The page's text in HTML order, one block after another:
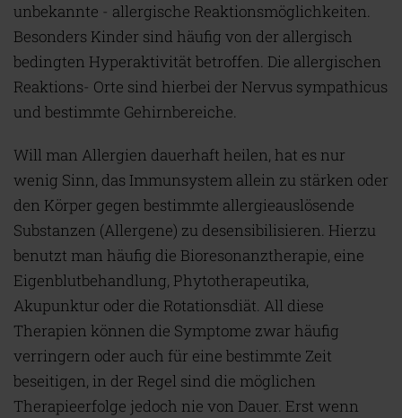
unbekannte - allergische Reaktionsmöglichkeiten.
Besonders Kinder sind häufig von der allergisch
bedingten Hyperaktivität betroffen. Die allergischen
Reaktions- Orte sind hierbei der Nervus sympathicus
und bestimmte Gehirnbereiche.
Will man Allergien dauerhaft heilen, hat es nur
wenig Sinn, das Immunsystem allein zu stärken oder
den Körper gegen bestimmte allergieauslösende
Substanzen (Allergene) zu desensibilisieren. Hierzu
benutzt man häufig die Bioresonanztherapie, eine
Eigenblutbehandlung, Phytotherapeutika,
Akupunktur oder die Rotationsdiät. All diese
Therapien können die Symptome zwar häufig
verringern oder auch für eine bestimmte Zeit
beseitigen, in der Regel sind die möglichen
Therapieerfolge jedoch nie von Dauer. Erst wenn